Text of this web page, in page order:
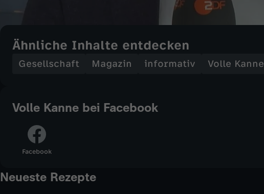
Ähnliche Inhalte entdecken
Gesellschaft Magazin informativ Volle Kanne
Volle Kanne bei Facebook
Facebook
Neueste Rezepte